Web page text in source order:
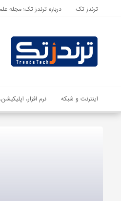
اشتراک گذاری
با استفاده از روش‌های زیر می‌توانید این
اشتراک بگذارید.
ترندز تک درباره ترندز تک؛ مجله
اینترنت و شبکه نرم افزار،